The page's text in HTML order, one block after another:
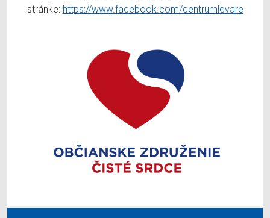
stránke: https://www.facebook.com/centrumlevare